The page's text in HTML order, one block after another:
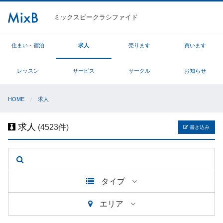
ミックスビークラシファイド
住まい・宿泊 求人 売ります 買います
レッスン サービス サークル お知らせ
HOME 求人
求人 (4523件) 書き込み
タイプ
エリア